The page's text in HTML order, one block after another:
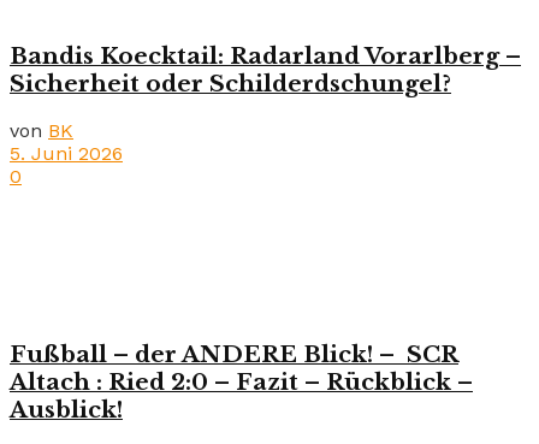
Bandis Koecktail: Radarland Vorarlberg –
Sicherheit oder Schilderdschungel?
von BK
5. Juni 2026
0
Fußball – der ANDERE Blick! – SCR
Altach : Ried 2:0 – Fazit – Rückblick –
Ausblick!